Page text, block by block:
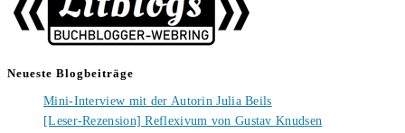
Neueste Blogbeiträge
Mini-Interview mit der Autorin Julia Beils
[Leser-Rezension] Reflexivum von Gustav Knudsen